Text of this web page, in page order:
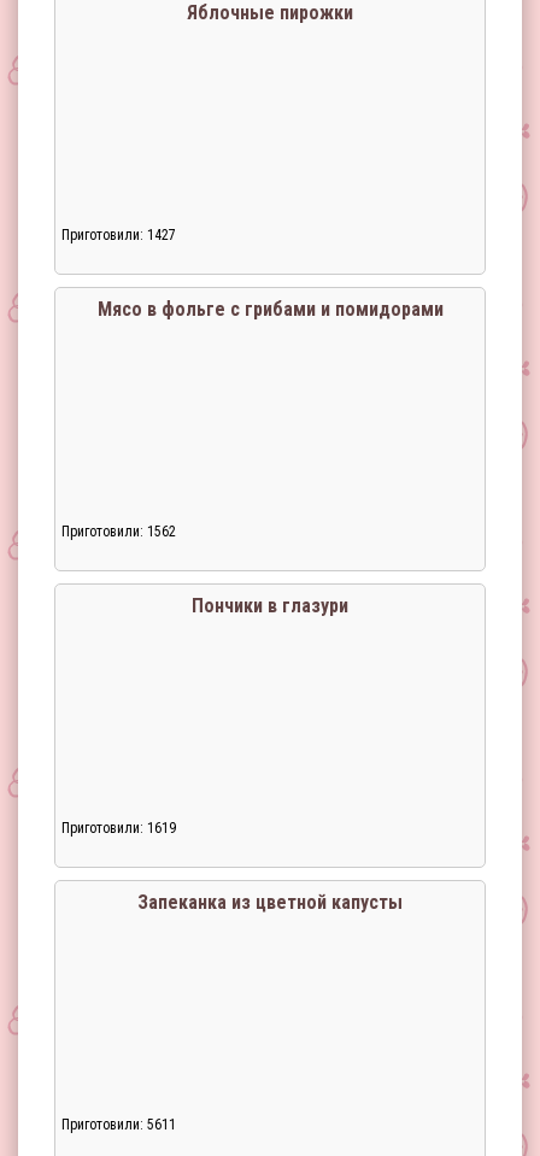
Яблочные пирожки
Приготовили: 1427
Мясо в фольге с грибами и помидорами
Приготовили: 1562
Пончики в глазури
Приготовили: 1619
Запеканка из цветной капусты
Приготовили: 5611